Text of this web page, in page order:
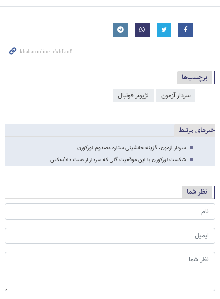
برچسب‌ها
سردار آزمون لژیونر فوتبال
خبرهای مرتبط
سردار آزمون، گزینه جانشینی ستاره مصدوم لورکوزن
شکست لورکوزن با این موقعیت گلی که سردار از دست داد/عکس
نظر شما